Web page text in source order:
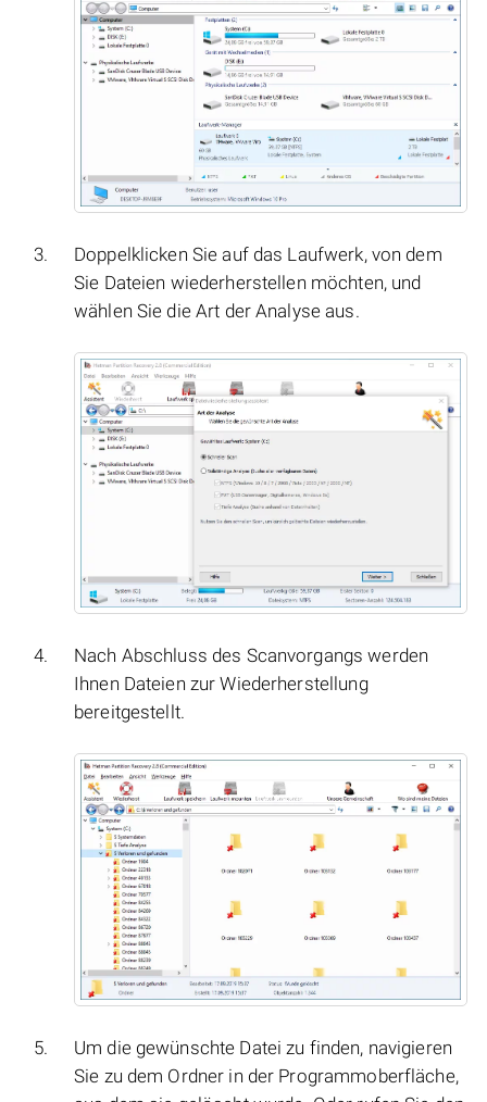
Doppelklicken Sie auf das Laufwerk, von dem
Sie Dateien wiederherstellen möchten, und
wählen Sie die Art der Analyse aus.
Nach Abschluss des Scanvorgangs werden
Ihnen Dateien zur Wiederherstellung
bereitgestellt.
Um die gewünschte Datei zu finden, navigieren
Sie zu dem Ordner in der Programmoberfläche,